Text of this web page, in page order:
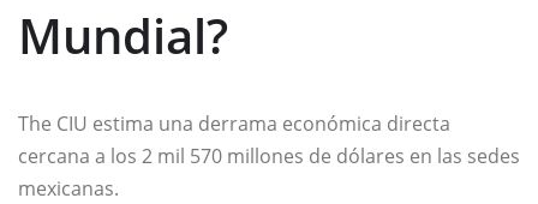
Mundial?
The CIU estima una derrama económica directa
cercana a los 2 mil 570 millones de dólares en las sedes
mexicanas.